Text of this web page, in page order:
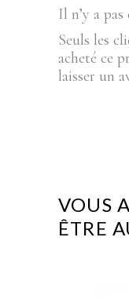
Il n’y a pas
Seuls les
acheté ce
laisser un
VOUS
ÊTRE